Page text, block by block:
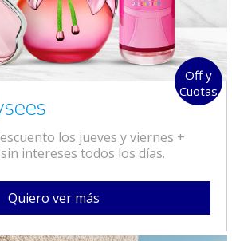
Off y
Cuotas
los jueves y viernes +
intereses todos los días.
Quiero ver más